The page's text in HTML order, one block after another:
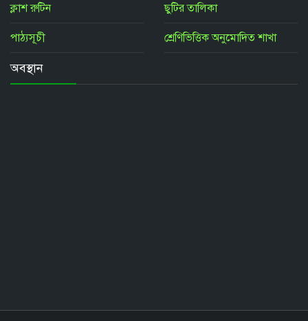
ক্লাশ রুটিন
পাঠ্যসূচী
ছুটির তালিকা
শ্রেণিভিত্তিক অনুমোদিত শাখা
অবস্থান